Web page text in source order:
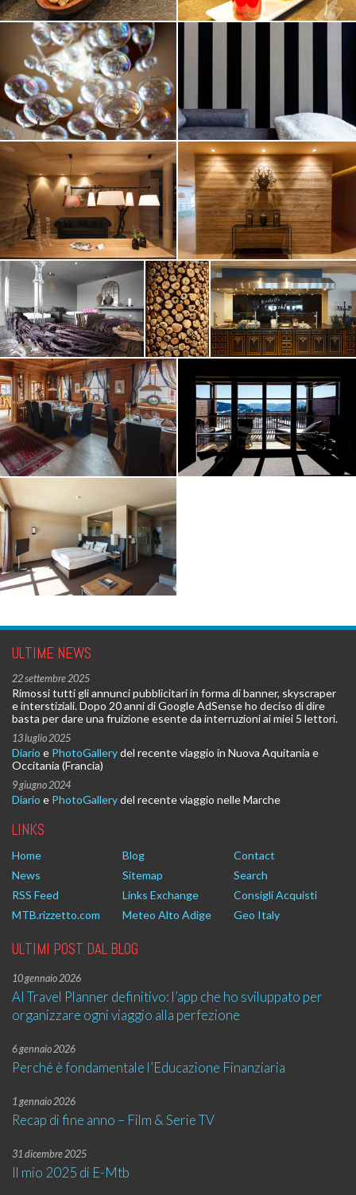
ULTIME NEWS
22 settembre 2025
Rimossi tutti gli annunci pubblicitari in forma di banner, skyscraper
e interstiziali. Dopo 20 anni di Google AdSense ho deciso di dire
basta per dare una fruizione esente da interruzioni ai miei 5 lettori.
13 luglio 2025
Diario e PhotoGallerydel recente viaggio in Nuova Aquitania e
Occitania (Francia)
9 giugno 2024
Diario e PhotoGallerydel recente viaggio nelle Marche
LINKS
Home Blog
Contact
News
Sitemap
Search
RSS Feed
Links Exchange
Consigli Acquisti
MTB.rizzetto.com
Meteo Alto Adige Geo Italy
ULTIMI POST DAL BLOG
10 gennaio 2026
AI Travel Planner definitivo: l’app che ho sviluppato per
organizzare ogni viaggio alla perfezione
6 gennaio 2026
Perché è fondamentale l’Educazione Finanziaria
1 gennaio 2026
Recap di fine anno – Film & Serie TV
31 dicembre 2025
Il mio 2025 di E-Mtb